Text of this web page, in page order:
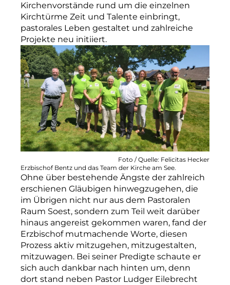
Kirchenvorstände rund um die einzelnen
Kirchtürme Zeit und Talente einbringt,
pastorales Leben gestaltet und zahlreiche
Projekte neu initiiert.
Erzbischof Bentz und das Team der Kirche am See.
Foto / Quelle: Felicitas Hecker
Ohne über bestehende Ängste der zahlreich
erschienen Gläubigen hinwegzugehen, die
im Übrigen nicht nur aus dem Pastoralen
Raum Soest, sondern zum Teil weit darüber
hinaus angereist gekommen waren, fand der
Erzbischof mutmachende Worte, diesen
Prozess aktiv mitzugehen, mitzugestalten,
mitzuwagen. Bei seiner Predigte schaute er
sich auch dankbar nach hinten um, denn
dort stand neben Pastor Ludger Eilebrecht